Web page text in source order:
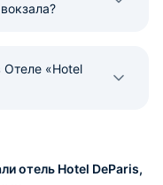
Отеле «Hotel
отель Hotel DeParis,